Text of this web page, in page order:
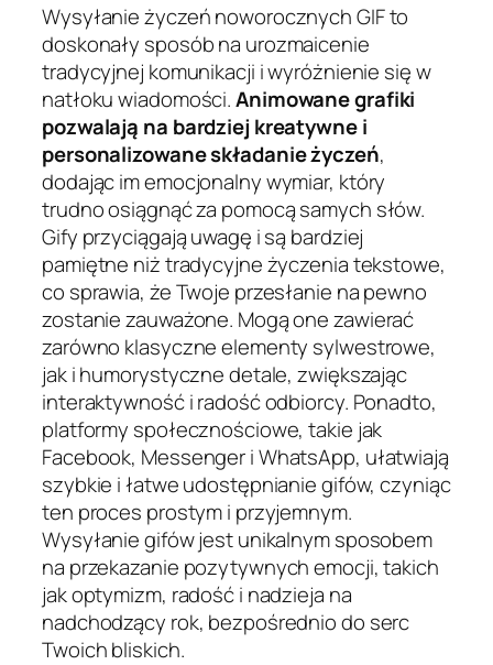
Wysyłanie życzeń noworocznych GIF to
doskonały sposób na urozmaicenie
tradycyjnej komunikacji i wyróżnienie się w
natłoku wiadomości.Animowane grafiki
pozwalają na bardziej kreatywne i
personalizowane składanie życzeń,
dodając im emocjonalny wymiar, który
trudno osiągnąć za pomocą samych słów.
Gify przyciągają uwagę i są bardziej
pamiętne niż tradycyjne życzenia tekstowe,
co sprawia, że Twoje przesłanie na pewno
zostanie zauważone. Mogą one zawierać
zarówno klasyczne elementy sylwestrowe,
jak i humorystyczne detale, zwiększając
interaktywność i radość odbiorcy. Ponadto,
platformy społecznościowe, takie jak
Facebook, Messenger i WhatsApp, ułatwiają
szybkie i łatwe udostępnianie gifów, czyniąc
ten proces prostym i przyjemnym.
Wysyłanie gifów jest unikalnym sposobem
na przekazanie pozytywnych emocji, takich
jak optymizm, radość i nadzieja na
nadchodzący rok, bezpośrednio do serc
Twoich bliskich.